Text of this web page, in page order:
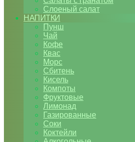
Слоеный салат
НАПИТКИ
Пунш
Чай
Кофе
Квас
Морс
Сбитень
Кисель
Компоты
Фруктовые
Лимонад
Газированные
Соки
Коктейли